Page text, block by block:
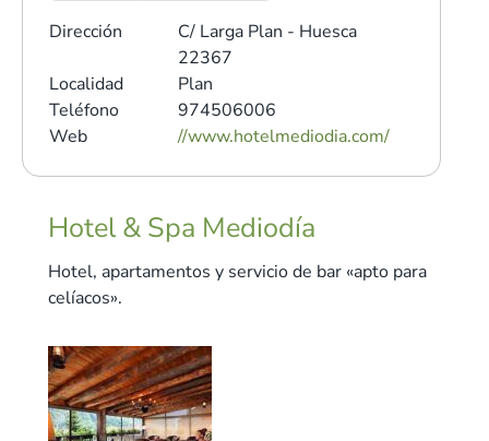
Dirección C/ Larga Plan - Huesca
22367
Localidad
Plan
Teléfono
974506006
Web
//www.hotelmediodia.com/
Hotel & Spa Mediodía
Hotel, apartamentos y servicio de bar «apto para
celíacos».